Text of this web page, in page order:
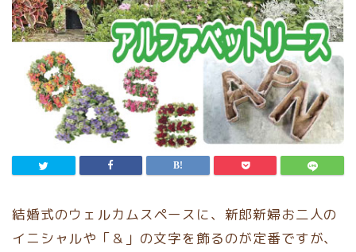
結婚式のウェルカムスペースに、新郎新婦お二人の
イニシャルや「＆」の文字を飾るのが定番ですが、